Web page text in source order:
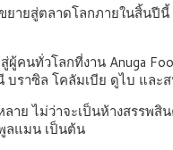
ายสู่ตลาดโลกภายในสิ้น
คนทั่วโลกที่งาน Anuga
ราซิล โคลัมเบีย ดูไบ และ
ย ไม่ว่าจะเป็นห้างสรรพ
ลแมน เป็นต้น